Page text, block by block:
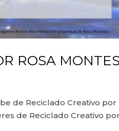
ROSA
de Reciclado Creativo por
de Reciclado Creativo